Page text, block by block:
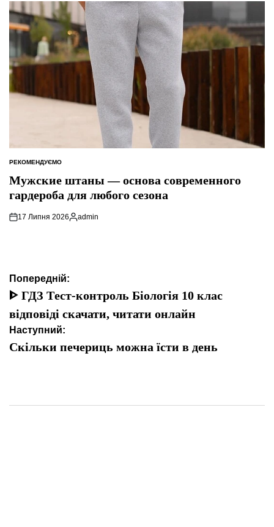
ОПУБЛІКУВАТИ
РЕКОМЕНДУЄМО
Мужские штаны — основа современного
гардероба для любого сезона
17 Липня 2026
Опубліковано
admin
Навігація
записів
Попередній:
ᐈ ГДЗ Tест-контроль Біологія 10 клас
відповіді скачати, читати онлайн
Наступний:
Скільки печериць можна їсти в день